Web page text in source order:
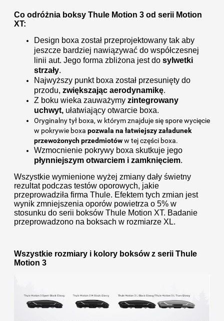
Co odróżnia boksy Thule Motion 3 od serii Motion
XT:
Design boxa został przeprojektowany tak aby
jeszcze bardziej nawiązywać do współczesnej
linii aut. Jego forma zbliżona jest do sylwetki
strzały.
Najwyższy punkt boxa został przesunięty do
przodu, zwiększając aerodynamikę.
Z boku wieka zauważymy zintegrowany
uchwyt, ułatwiający otwarcie boxa.
Oryginalny tył boxa, w którym znajduje się spore wycięcie
w pokrywie boxa pozwala na łatwiejszy załadunek
przewożonych przedmiotóww tej części boxa.
Wzmocnienie pokrywy boxa skutkuje jego
płynniejszym otwarciem i zamknięciem.
Wszystkie wymienione wyżej zmiany dały świetny
rezultat podczas testów oporowych, jakie
przeprowadziła firma Thule. Efektem tych zmian jest
wynik zmniejszenia oporów powietrza o 5% w
stosunku do serii boksów Thule Motion XT. Badanie
przeprowadzono na boksach w rozmiarze XL.
Wszystkie rozmiary i kolory boksów z serii Thule
Motion 3